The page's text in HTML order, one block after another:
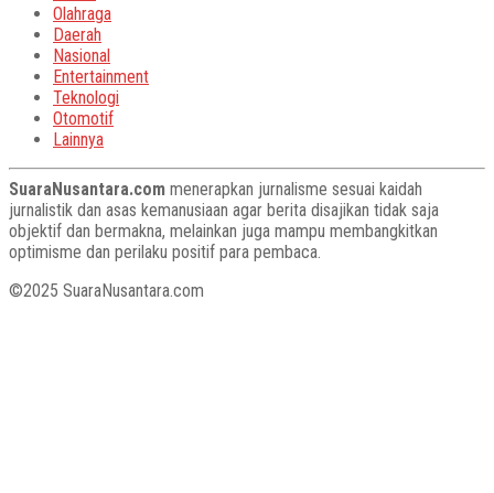
Olahraga
Daerah
Nasional
Entertainment
Teknologi
Otomotif
Lainnya
SuaraNusantara.com menerapkan jurnalisme sesuai kaidah
jurnalistik dan asas kemanusiaan agar berita disajikan tidak saja
objektif dan bermakna, melainkan juga mampu membangkitkan
optimisme dan perilaku positif para pembaca.
©2025 SuaraNusantara.com